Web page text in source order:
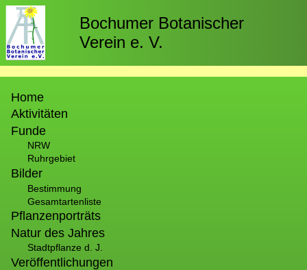
Direkt
zum
Inhalt
Bochumer Botanischer
Verein e. V.
Home
Aktivitäten
Funde
NRW
Ruhrgebiet
Bilder
Bestimmung
Gesamtartenliste
Pflanzenporträts
Natur des Jahres
Stadtpflanze d. J.
Veröffentlichungen